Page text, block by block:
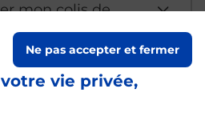
vie privée,
Ne pas accepter et fermer
mon colis de
un
depuis un